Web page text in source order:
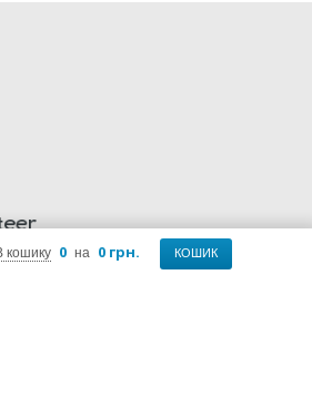
кошику 0 на 0 грн. КОШИК